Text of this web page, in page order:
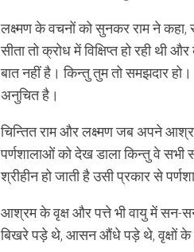
लक्ष्मण के वचनों को सुनकर राम ने
सीता तो क्रोध में विक्षिप्त हो रही
बात नहीं है। किन्तु तुम तो समझदार
अनुचित है।
चिन्तित राम और लक्ष्मण जब अपने
पर्णशालाओं को देख डाला किन्तु वे
श्रीहीन हो जाती है उसी प्रकार से
आश्रम के वृक्ष और पत्ते भी वायु में सन-
बिखरे पड़े थे, आसन औंधे पड़े थे, वृक्षों के